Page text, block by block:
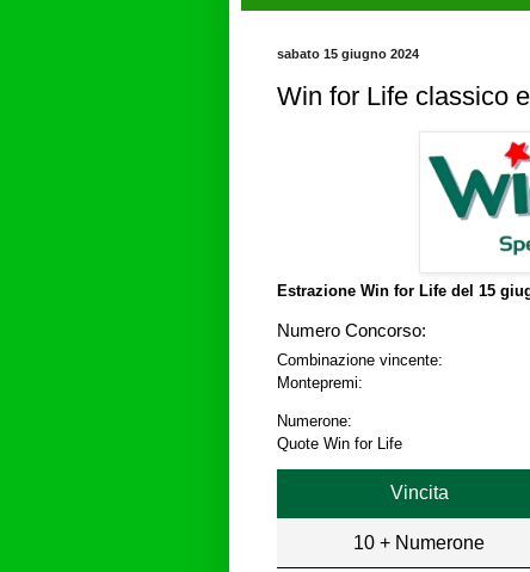
sabato 15 giugno 2024
Win for Life classico
Estrazione Win for Life del 15
Numero Concorso:
Combinazione vincente:
Montepremi:
Numerone:
Quote Win for Life
Vincita
10 + Numerone